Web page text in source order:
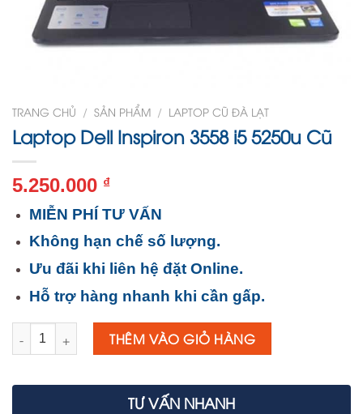
TRANG CHỦ / SẢN PHẨM / LAPTOP CŨ ĐÀ LẠT
Laptop Dell Inspiron 3558 i5 5250u Cũ
5.250.000 ₫
MIỄN PHÍ TƯ VẤN
Không hạn chế số lượng.
Ưu đãi khi liên hệ đặt Online.
Hỗ trợ hàng nhanh khi cần gấp.
Số lượng THÊM VÀO GIỎ HÀNG
TƯ VẤN NHANH